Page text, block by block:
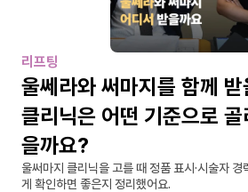
리프팅
울쎄라와 써마지를 함께
클리닉은 어떤 기준으로
을까요?
울써마지 클리닉을 고를 때 정품 표시·시술자 경
게 확인하면 좋은지 정리했어요.